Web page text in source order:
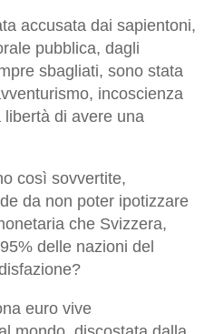
accusata dai sapientoni,
pubblica, dagli
sbagliati, sono stata
incoscienza
di avere una
così sovvertite,
da non poter ipotizzare
che Svizzera,
delle nazioni del
euro vive